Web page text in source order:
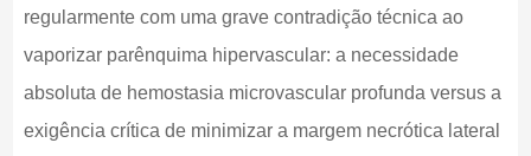
regularmente com uma grave contradição técnica ao
vaporizar parênquima hipervascular: a necessidade
absoluta de hemostasia microvascular profunda versus a
exigência crítica de minimizar a margem necrótica lateral